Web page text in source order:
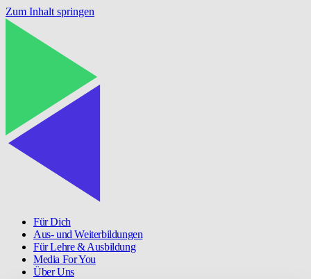
Zum Inhalt springen
Für Dich
Aus- und Weiterbildungen
Für Lehre & Ausbildung
Media For You
Über Uns